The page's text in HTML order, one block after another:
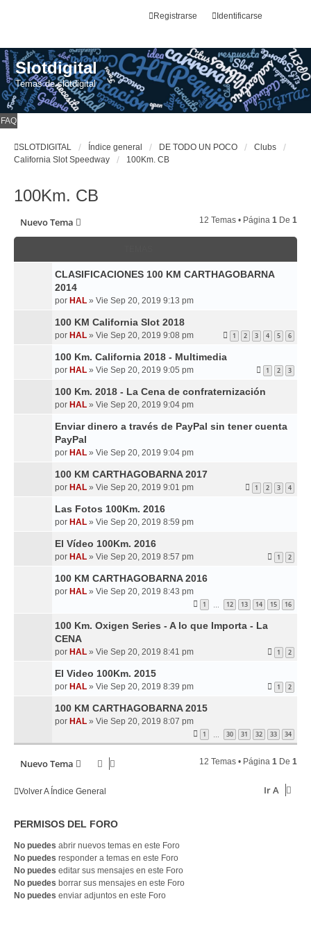
Identificarse
Registrarse
Slotdigital
Temas de slotdigital
FAQ
SLOTDIGITAL Índice general DE TODO UN POCO
Clubs
California Slot Speedway
100Km. CB
100Km. CB
Nuevo Tema 12 Temas • Página 1 De 1
CLASIFICACIONES 100 KM CARTHAGOBARNA
2014
por HAL » Vie Sep 20, 2019 9:13 pm
100 KM California Slot 2018
por HAL » Vie Sep 20, 2019 9:08 pm 1 2 3 4 5 6
100 Km. California 2018 - Multimedia
por HAL » Vie Sep 20, 2019 9:05 pm 1 2 3
100 Km. 2018 - La Cena de confraternización
por HAL » Vie Sep 20, 2019 9:04 pm
Enviar dinero a través de PayPal sin tener cuenta
PayPal
por HAL » Vie Sep 20, 2019 9:04 pm
100 KM CARTHAGOBARNA 2017
por HAL » Vie Sep 20, 2019 9:01 pm 1 2 3 4
Las Fotos 100Km. 2016
por HAL » Vie Sep 20, 2019 8:59 pm
El Vídeo 100Km. 2016
por HAL » Vie Sep 20, 2019 8:57 pm 1 2
100 KM CARTHAGOBARNA 2016
por HAL » Vie Sep 20, 2019 8:43 pm
1 … 12 13 14 15 16
100 Km. Oxigen Series - A lo que Importa - La
CENA
por HAL » Vie Sep 20, 2019 8:41 pm 1 2
El Video 100Km. 2015
por HAL » Vie Sep 20, 2019 8:39 pm 1 2
100 KM CARTHAGOBARNA 2015
por HAL » Vie Sep 20, 2019 8:07 pm
1 … 30 31 32 33 34
Nuevo Tema 12 Temas • Página 1 De 1
Volver A Índice General Ir A
PERMISOS DEL FORO
No puedes abrir nuevos temas en este Foro
No puedes responder a temas en este Foro
No puedes editar sus mensajes en este Foro
No puedes borrar sus mensajes en este Foro
No puedes enviar adjuntos en este Foro